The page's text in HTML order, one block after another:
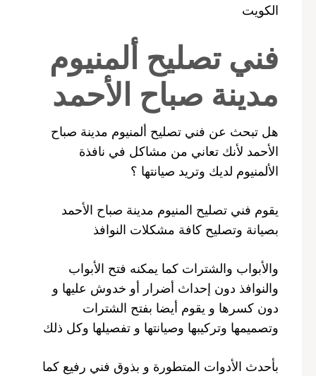
الكويت
فني تصليح ألمنيوم
مدينة صباح الأحمد
هل تبحث عن فني تصليح ألمنيوم مدينة صباح
الأحمد لأنك تعاني من مشاكل في نافذة
الألمنيوم لديك وتريد صيانتها ؟
يقوم فني تصليح المنيوم مدينة صباح الأحمد
بصيانة وتصليح كافة مشكلات النوافذ
والأبواب والشترات كما يمكنه فتح الأبواب
والنوافذ دون إحداث أضرار أو خدوش عليها و
دون كسرها و يقوم أيضا بفتح الشترات
وتصميمها وتركيبها وصيانتها و تفصيلها وكل ذلك
بأحدث الأدوات المتطورة و بذوق فني رفيع كما